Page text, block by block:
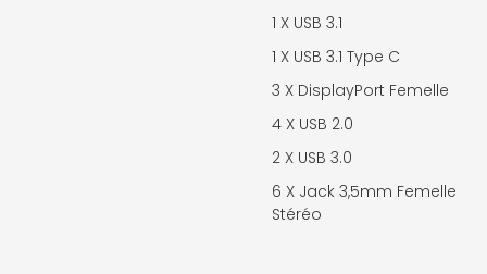
1 X USB 3.1
1 X USB 3.1 Type C
3 X DisplayPort Femelle
4 X USB 2.0
2 X USB 3.0
6 X Jack 3,5mm Femelle
Stéréo